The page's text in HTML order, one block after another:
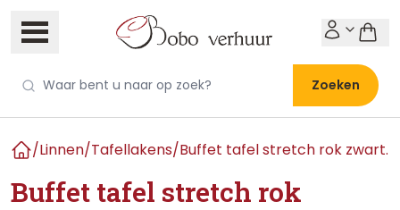
Zoeken
/Linnen/Tafellakens/Buffet tafel stretch rok zwart.
Buffet tafel stretch rok